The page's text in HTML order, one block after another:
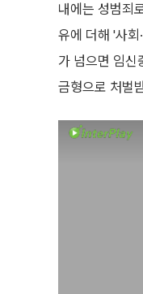
내에는 성범죄
유에 더해 '사
가 넘으면 임신
금형으로 처벌